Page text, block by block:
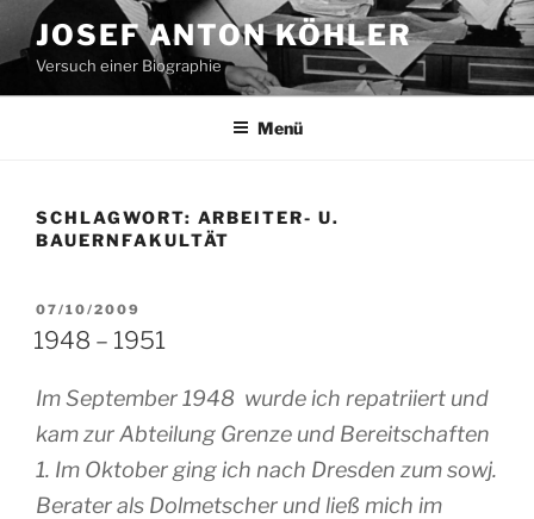
Inhalt
springen
JOSEF ANTON KÖHLER
Versuch einer Biographie
Menü
SCHLAGWORT: ARBEITER- U.
BAUERNFAKULTÄT
VERÖFFENTLICHT
AM
07/10/2009
1948 – 1951
Im September 1948 wurde ich repatriiert und
kam zur Abteilung Grenze und Bereitschaften
1. Im Oktober ging ich nach Dresden zum sowj.
Berater als Dolmetscher und ließ mich im